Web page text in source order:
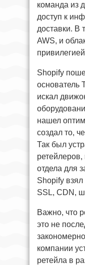
команда из
доступ к
доставки. В
AWS, и
Shopify
основатель
искал
нашел
создал то,
Так был
отдела для
Shopify взял
SSL, CDN,
Важно, что
это не
компании
ретейла в